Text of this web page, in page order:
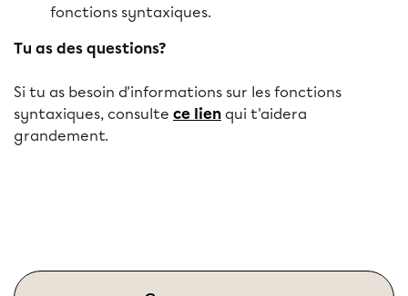
fonctions syntaxiques.
Tu as des questions?
Si tu as besoin d'informations sur les fonctions
syntaxiques, consulte ce lien qui t'aidera
grandement.